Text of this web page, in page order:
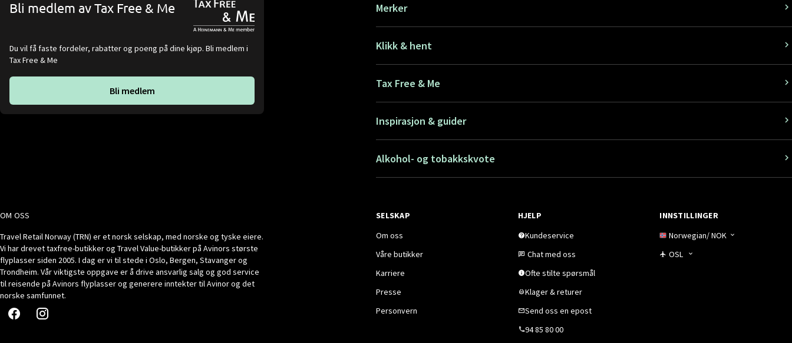
Bli medlem av Tax Free & Me
Du vil få faste fordeler, rabatter og poeng på dine kjøp. Bli medlem i
Tax Free & Me
Bli medlem
Merker
Klikk & hent
Tax Free & Me
Inspirasjon & guider
Alkohol- og tobakkskvote
OM OSS
Travel Retail Norway (TRN) er et norsk selskap, med norske og tyske eiere.
Vi har drevet taxfree-butikker og Travel Value-butikker på Avinors største
flyplasser siden 2005. I dag er vi til stede i Oslo, Bergen, Stavanger og
Trondheim. Vår viktigste oppgave er å drive ansvarlig salg og god service
til reisende på Avinors flyplasser og generere inntekter til Avinor og det
norske samfunnet.
SELSKAP
Om oss
Våre butikker
Karriere
Presse
Personvern
HJELP
Kundeservice
Chat med oss
Ofte stilte spørsmål
Klager & returer
Send oss en epost
94 85 80 00
INNSTILLINGER
Norwegian/NOK
OSL